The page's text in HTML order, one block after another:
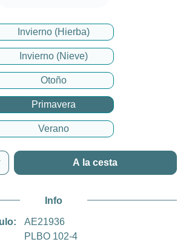
Invierno (Hierba)
Invierno (Nieve)
Otoño
Primavera
Verano
producto: introduce la
A la cesta
Info
AE21936
PLBO 102-4